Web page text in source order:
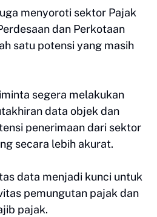
menyoroti sektor Pajak
dan Perkotaan
satu potensi yang masih
segera melakukan
data objek dan
penerimaan dari sektor
secara lebih akurat.
data menjadi kunci untuk
pemungutan pajak dan
pajak.